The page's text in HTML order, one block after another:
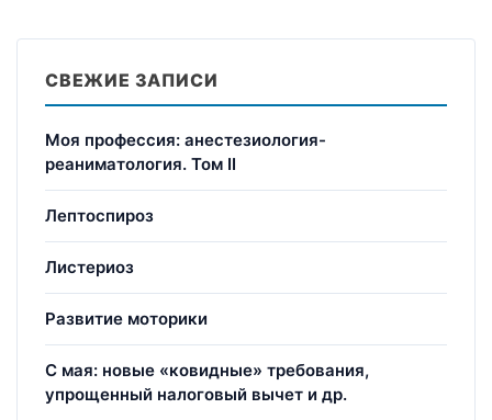
СВЕЖИЕ ЗАПИСИ
Моя профессия: анестезиология-
реаниматология. Том II
Лептоспироз
Листериоз
Развитие моторики
С мая: новые «ковидные» требования,
упрощенный налоговый вычет и др.